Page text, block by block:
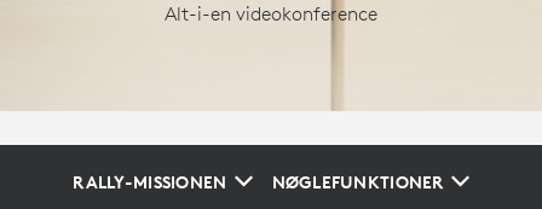
Alt-i-en videokonference
RALLY-MISSIONEN
NØGLEFUNKTIONER